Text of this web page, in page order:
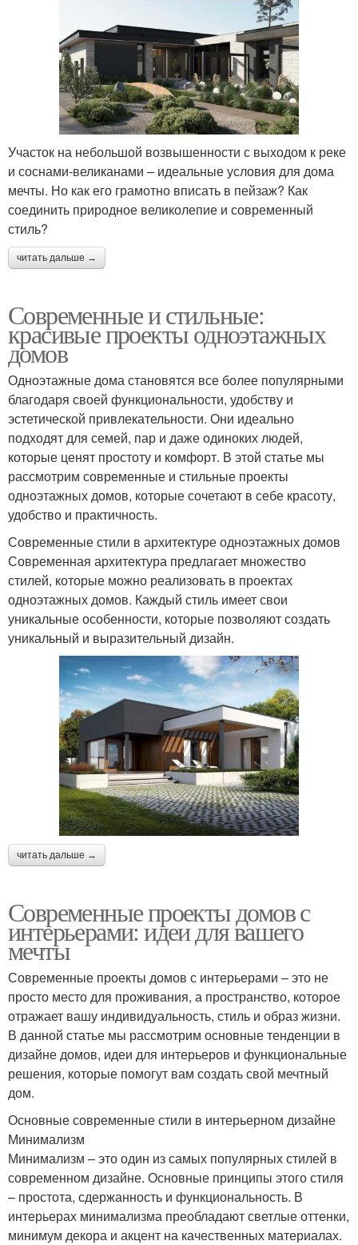
Участок на небольшой возвышенности с выходом к реке
и соснами-великанами – идеальные условия для дома
мечты. Но как его грамотно вписать в пейзаж? Как
соединить природное великолепие и современный
стиль?
читать дальше →
Современные и стильные:
красивые проекты одноэтажных
домов
Одноэтажные дома становятся все более популярными
благодаря своей функциональности, удобству и
эстетической привлекательности. Они идеально
подходят для семей, пар и даже одиноких людей,
которые ценят простоту и комфорт. В этой статье мы
рассмотрим современные и стильные проекты
одноэтажных домов, которые сочетают в себе красоту,
удобство и практичность.
Современные стили в архитектуре одноэтажных домов
Современная архитектура предлагает множество
стилей, которые можно реализовать в проектах
одноэтажных домов. Каждый стиль имеет свои
уникальные особенности, которые позволяют создать
уникальный и выразительный дизайн.
читать дальше →
Современные проекты домов с
интерьерами: идеи для вашего
мечты
Современные проекты домов с интерьерами – это не
просто место для проживания, а пространство, которое
отражает вашу индивидуальность, стиль и образ жизни.
В данной статье мы рассмотрим основные тенденции в
дизайне домов, идеи для интерьеров и функциональные
решения, которые помогут вам создать свой мечтный
дом.
Основные современные стили в интерьерном дизайне
Минимализм
Минимализм – это один из самых популярных стилей в
современном дизайне. Основные принципы этого стиля
– простота, сдержанность и функциональность. В
интерьерах минимализма преобладают светлые оттенки,
минимум декора и акцент на качественных материалах.